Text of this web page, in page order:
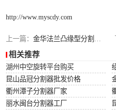
http://www.myscdy.com
上一篇： 金华法兰凸缘型分割器报价
相关推荐
湖州中空旋转平台购买
昆山品冠分割器批发价格
衢州潭子分割器厂家
丽水闽台分割器工厂
法兰凸缘型DF系
列